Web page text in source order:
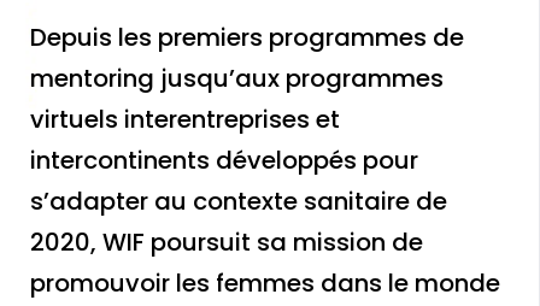
Depuis les premiers programmes de
mentoring jusqu’aux programmes
virtuels interentreprises et
intercontinents développés pour
s’adapter au contexte sanitaire de
2020, WIF poursuit sa mission de
promouvoir les femmes dans le monde